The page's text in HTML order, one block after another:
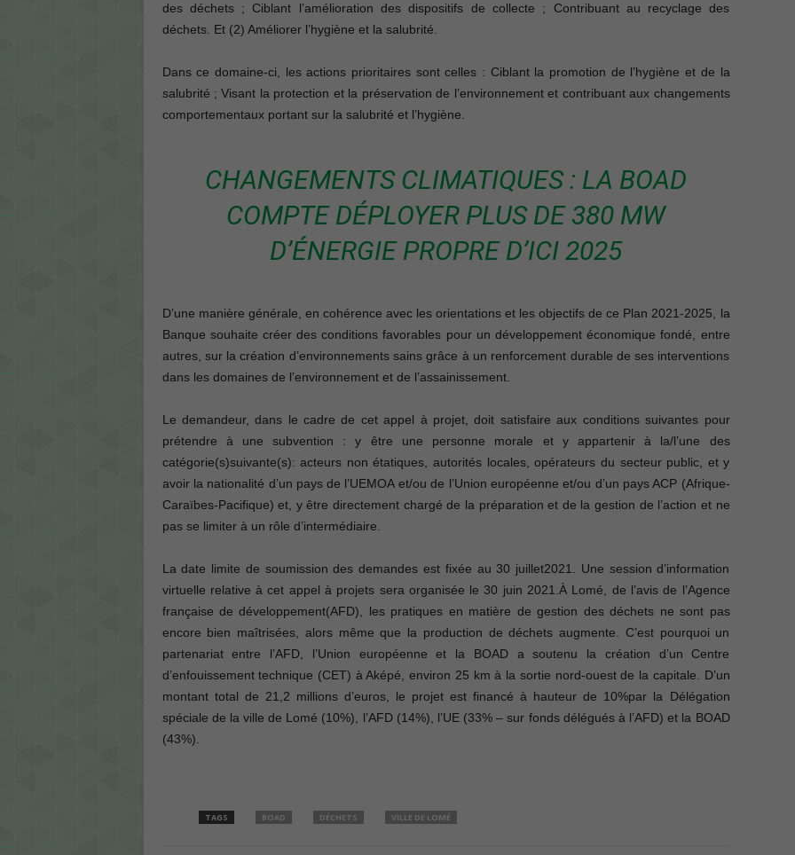
des déchets ; Ciblant l’amélioration des dispositifs de collecte ; Contribuant au recyclage des
déchets. Et (2) Améliorer l’hygiène et la salubrité.
Dans ce domaine-ci, les actions prioritaires sont celles : Ciblant la promotion de l’hygiène et de la
salubrité ; Visant la protection et la préservation de l’environnement et contribuant aux changements
comportementaux portant sur la salubrité et l’hygiène.
CHANGEMENTS CLIMATIQUES : LA BOAD
COMPTE DÉPLOYER PLUS DE 380 MW
D’ÉNERGIE PROPRE D’ICI 2025
D’une manière générale, en cohérence avec les orientations et les objectifs de ce Plan 2021-2025, la
Banque souhaite créer des conditions favorables pour un développement économique fondé, entre
autres, sur la création d’environnements sains grâce à un renforcement durable de ses interventions
dans les domaines de l’environnement et de l’assainissement.
Le demandeur, dans le cadre de cet appel à projet, doit satisfaire aux conditions suivantes pour
prétendre à une subvention : y être une personne morale et y appartenir à la/l’une des
catégorie(s)suivante(s): acteurs non étatiques, autorités locales, opérateurs du secteur public, et y
avoir la nationalité d’un pays de l’UEMOA et/ou de l’Union européenne et/ou d’un pays ACP (Afrique-
Caraïbes-Pacifique) et, y être directement chargé de la préparation et de la gestion de l’action et ne
pas se limiter à un rôle d’intermédiaire.
La date limite de soumission des demandes est fixée au 30 juillet2021. Une session d’information
virtuelle relative à cet appel à projets sera organisée le 30 juin 2021.À Lomé, de l’avis de l’Agence
française de développement(AFD), les pratiques en matière de gestion des déchets ne sont pas
encore bien maîtrisées, alors même que la production de déchets augmente. C’est pourquoi un
partenariat entre l’AFD, l’Union européenne et la BOAD a soutenu la création d’un Centre
d’enfouissement technique (CET) à Aképé, environ 25 km à la sortie nord-ouest de la capitale. D’un
montant total de 21,2 millions d’euros, le projet est financé à hauteur de 10%par la Délégation
spéciale de la ville de Lomé (10%), l’AFD (14%), l’UE (33% – sur fonds délégués à l’AFD) et la BOAD
(43%).
TAGS BOAD DÉCHETS VILLE DE LOMÉ